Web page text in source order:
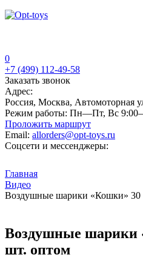
0
+7 (499) 112-49-58
Заказать звонок
Адрес:
Россия, Москва, Автомоторная
Режим работы: Пн—Пт, Вс
Проложить маршрут
Email: allorders@opt-toys.ru
Соцсети и мессенджеры:
Главная
Видео
Воздушные шарики «Кошки» 30
Воздушные шарики
шт. оптом